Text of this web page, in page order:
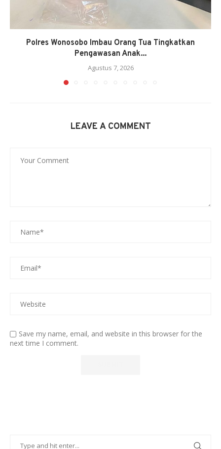
Polres Wonosobo Imbau Orang Tua Tingkatkan
Pengawasan Anak...
Agustus 7, 2026
LEAVE A COMMENT
Save my name, email, and website in this browser for the
next time I comment.